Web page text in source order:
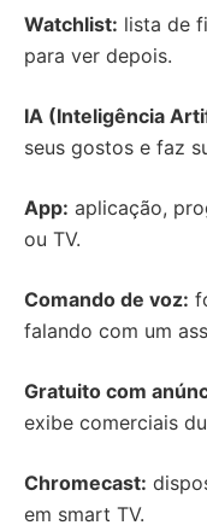
Watchlist: lista de
para ver depois.
IA (Inteligência
seus gostos e faz
App: aplicação,
ou TV.
Comando de voz:
falando com um
Gratuito com
exibe comerciais
Chromecast:
em smart TV.